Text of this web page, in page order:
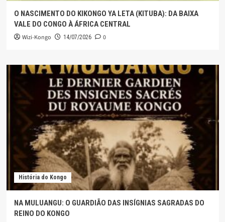
O NASCIMENTO DO KIKONGO YA LETA (KITUBA): DA BAIXA
VALE DO CONGO À ÁFRICA CENTRAL
Wizi-Kongo 14/07/2026 0
História do Kongo
NA MULUANGU: O GUARDIÃO DAS INSÍGNIAS SAGRADAS DO
REINO DO KONGO